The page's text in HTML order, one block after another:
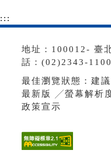
:::
地址：100012- 臺
話：(02)2343-1100
最佳瀏覽狀態：建
最新版 ╱螢幕解析
政策宣示